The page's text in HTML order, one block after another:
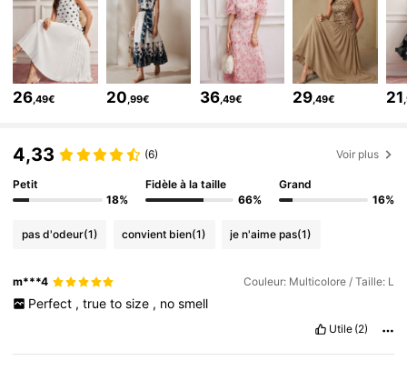
4,78 690K Suiveurs
4,78 690K Suiveurs
4,78 690K Suiveurs
4,78 690K Suiveurs
26,49€ 20,99€ 36,49€ 29,49€ 21
4,33 (6) Voir plus
Petit
18%
Fidèle à la taille
66%
Grand
16%
pas d'odeur(1) convient bien(1) je n'aime pas(1)
m***4 Couleur: Multicolore / Taille: L
Perfect , true to size , no smell
Utile (2)